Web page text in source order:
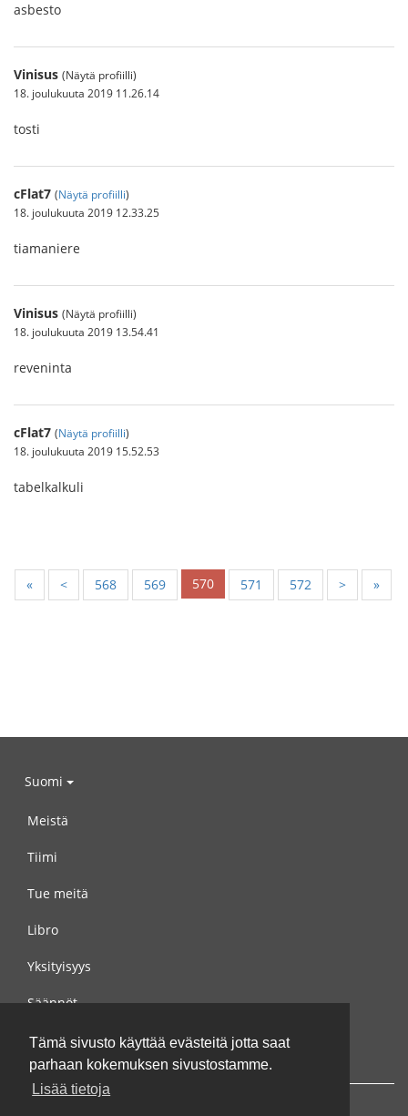
Tämä sivusto käyttää evästeitä jotta saat
parhaan kokemuksen sivustostamme.
Lisää tietoja
asbesto
Vinisus (Näytä profiilli)
18. joulukuuta 2019 11.26.14
tosti
cFlat7 (Näytä profiilli)
18. joulukuuta 2019 12.33.25
tiamaniere
Vinisus (Näytä profiilli)
18. joulukuuta 2019 13.54.41
reveninta
cFlat7 (Näytä profiilli)
18. joulukuuta 2019 15.52.53
tabelkalkuli
« < 568 569 570 571 572 > »
Suomi
Meistä
Tiimi
Tue meitä
Libro
Yksityisyys
Säännöt
Ota yhteyttä meihin